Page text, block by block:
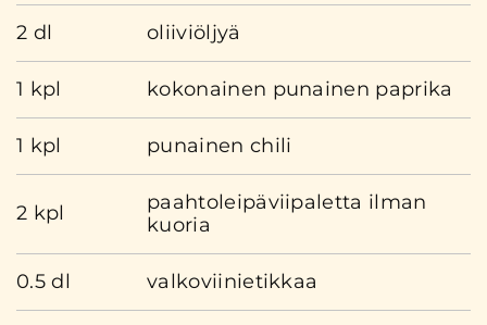
2 dl oliiviöljyä
1 kpl kokonainen punainen paprika
1 kpl punainen chili
2 kpl
paahtoleipäviipaletta ilman
kuoria
0.5 dl valkoviinietikkaa